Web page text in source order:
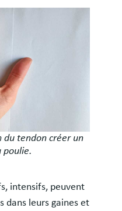
du tendon créer un
poulie.
intensifs, peuvent
dans leurs gaines et